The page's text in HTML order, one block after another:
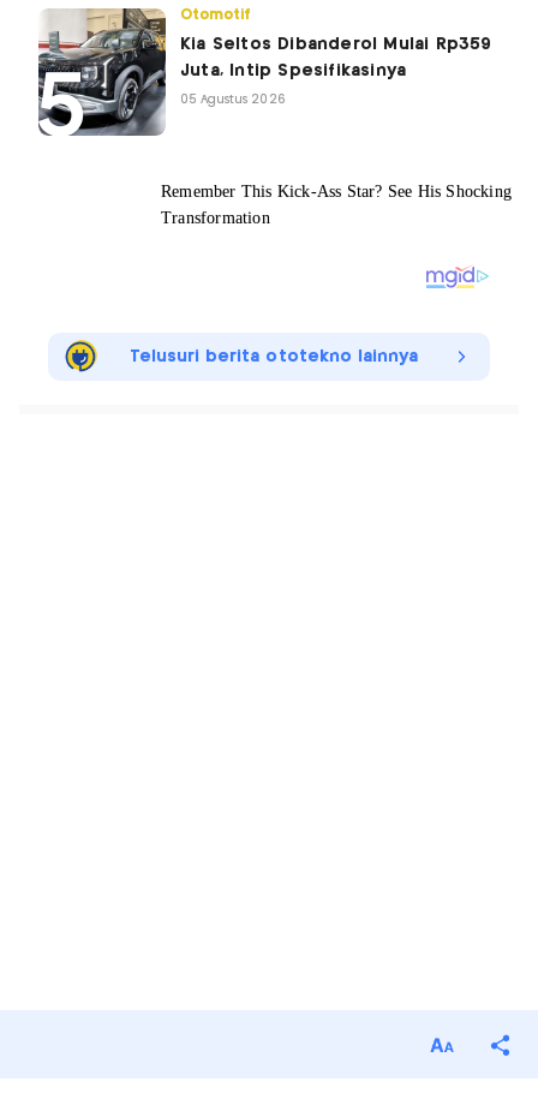
Otomotif
Kia Seltos Dibanderol Mulai Rp359
Juta, Intip Spesifikasinya
05 Agustus 2026
Telusuri berita ototekno lainnya